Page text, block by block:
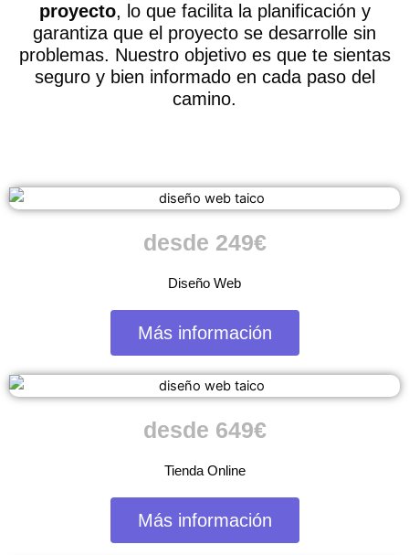
proyecto, lo que facilita la planificación y
garantiza que el proyecto se desarrolle sin
problemas. Nuestro objetivo es que te sientas
seguro y bien informado en cada paso del
camino.
desde 249€
Diseño Web
Más información
desde 649€
Tienda Online
Más información